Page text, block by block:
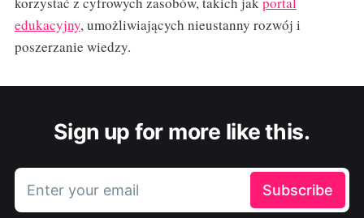
edukacyjny, umożliwiających nieustanny rozwój i
poszerzanie wiedzy.
Sign up for more like this.
Enter your email Subscribe